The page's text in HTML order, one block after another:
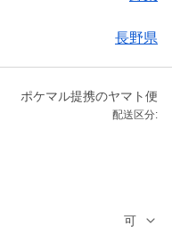
長野県
ポケマル提携のヤマト便
配送区分:
可